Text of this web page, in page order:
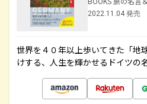
2022.11.04 発売
世界を４０年以上歩いてきた「地
けする、人生を輝かせるドイツの